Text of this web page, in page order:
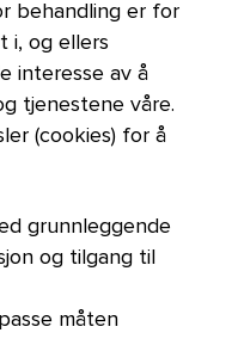
behandling er for
i, og ellers
interesse av å
tjenestene våre.
(cookies) for å
grunnleggende
og tilgang til
måten